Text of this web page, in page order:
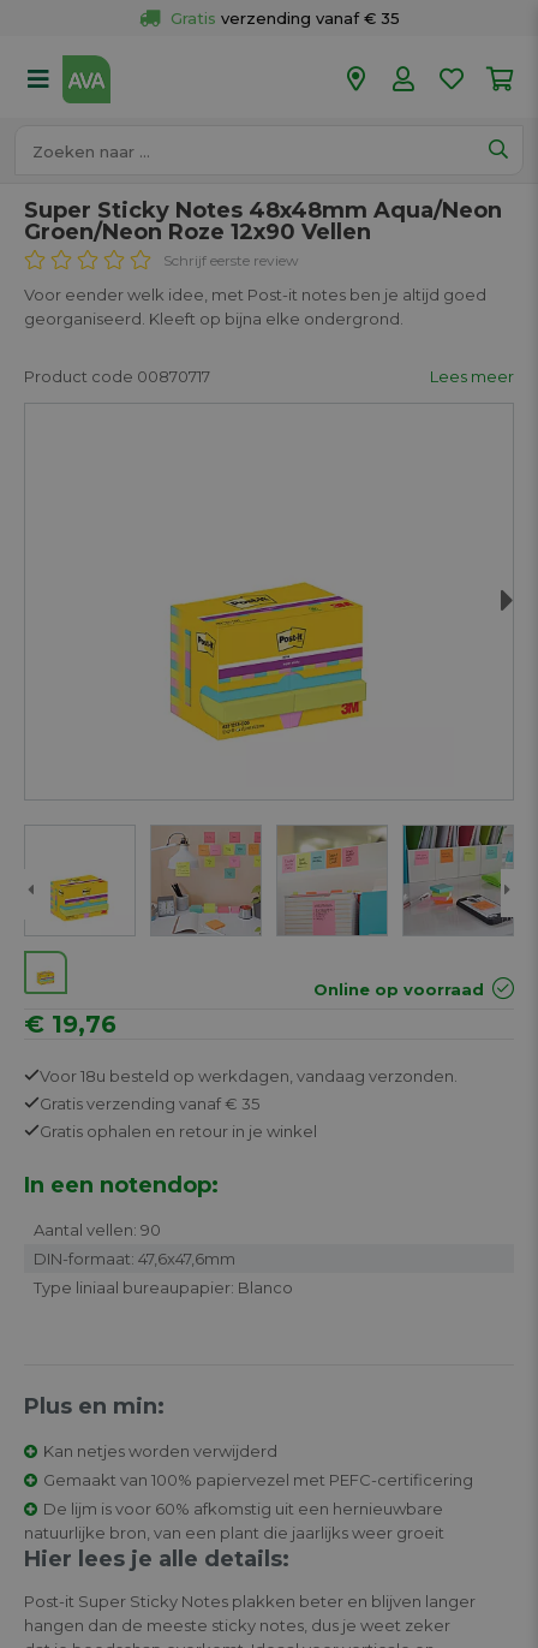
Gratis verzending vanaf € 35
50 winkels
Super Sticky Notes 48x48mm Aqua/Neon
Groen/Neon Roze 12x90 Vellen
Schrijf eerste review
Voor eender welk idee, met Post-it notes ben je altijd goed
georganiseerd. Kleeft op bijna elke ondergrond.
Product code 00870717 Lees meer
Online op voorraad
€ 19,76
Voor 18u besteld op werkdagen, vandaag verzonden.
Gratisverzending vanaf € 35
Gratis ophalen en retour in je winkel
In een notendop:
Aantal vellen: 90
DIN-formaat: 47,6x47,6mm
Type liniaal bureaupapier: Blanco
Plus en min:
Kan netjes worden verwijderd
Gemaakt van 100% papiervezel met PEFC-certificering
De lijm is voor 60% afkomstig uit een hernieuwbare
natuurlijke bron, van een plant die jaarlijks weer groeit
Hier lees je alle details:
Post-it Super Sticky Notes plakken beter en blijven langer
hangen dan de meeste sticky notes, dus je weet zeker